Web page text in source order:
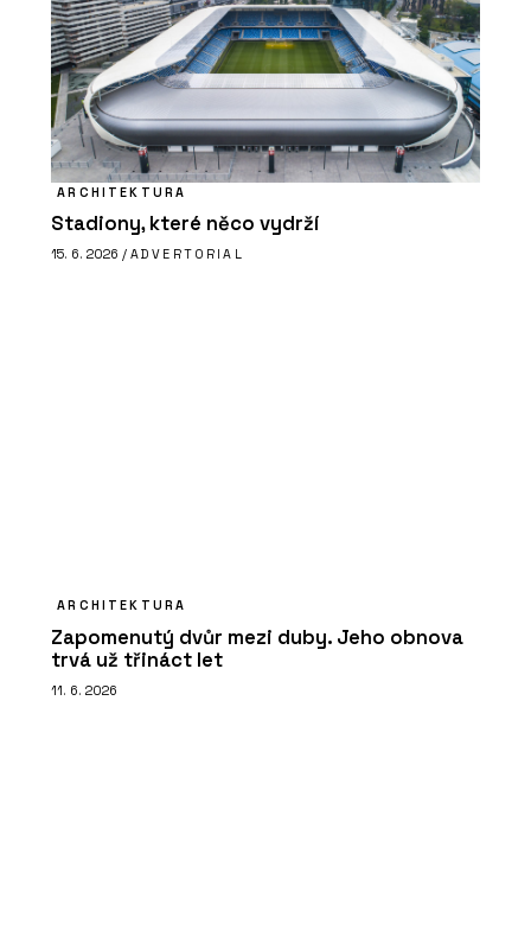
ARCHITEKTURA
Stadiony, které něco vydrží
15. 6. 2026 / ADVERTORIAL
ARCHITEKTURA
Zapomenutý dvůr mezi duby. Jeho obnova
trvá už třináct let
11. 6. 2026